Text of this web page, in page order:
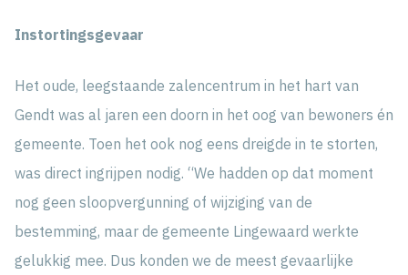
Instortingsgevaar
Het oude, leegstaande zalencentrum in het hart van
Gendt was al jaren een doorn in het oog van bewoners én
gemeente. Toen het ook nog eens dreigde in te storten,
was direct ingrijpen nodig. “We hadden op dat moment
nog geen sloopvergunning of wijziging van de
bestemming, maar de gemeente Lingewaard werkte
gelukkig mee. Dus konden we de meest gevaarlijke